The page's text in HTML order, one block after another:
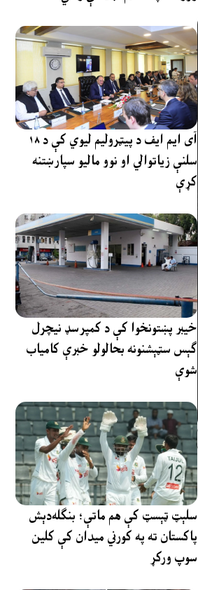
آی ایم ایف د پیټرولیم لیوي کې د ۱۸
سلنې زیاتوالي او نوو مالیو سپارښتنه
کړې
خیبر پښتونخوا کې د کمپرسډ نیچرل
ګېس سټېشنونه بحالولو خبرې کامیاب
شوې
سلېټ ټېسټ کې هم ماتې؛ بنګله‌دېش
پاکستان ته په کورني میدان کې کلین
سوپ ورکړ